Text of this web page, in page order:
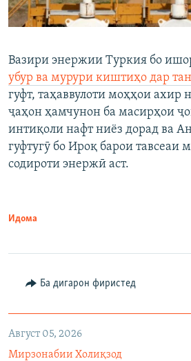
Вазири энержии Туркия бо
убур ва мурури киштиҳо дар
гуфт, таҳаввулоти моҳҳои ахир
ҷаҳон ҳамчунон ба масирҳои
интиқоли нафт ниёз дорад ва
гуфтугӯ бо Ироқ барои тавсеаи
содироти энержӣ аст.
Идома
Ба дигарон фиристед
Август 05, 2026
Мирзонабии Холиқзод